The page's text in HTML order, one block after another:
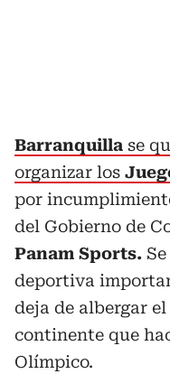
Barranquilla se
organizar los
por
del Gobierno de
Panam Sports.
deportiva
deja de albergar
continente que
Olímpico.